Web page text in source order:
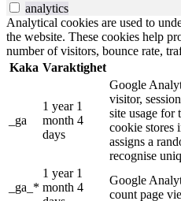
analytics
Analytical cookies are used to
the website. These cookies help
number of visitors, bounce rate,
Kaka Varaktighet
_ga
1 year 1
month 4
days
Google
visitor,
site usage for
cookie stores
assigns a
recognise
_ga_*
1 year 1
month 4
Google
count page